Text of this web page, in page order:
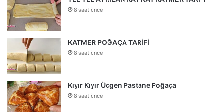
8 saat önce
KATMER POĞAÇA TARİFİ
8 saat önce
Kıyır Kıyır Üçgen Pastane Poğaça
8 saat önce